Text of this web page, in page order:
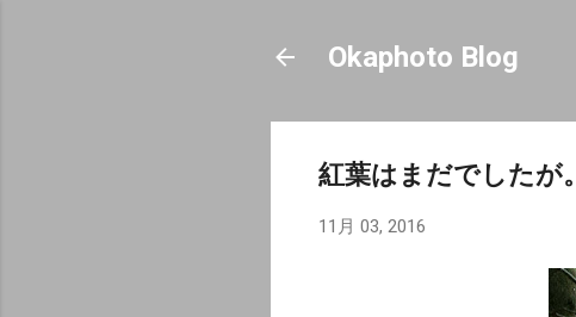
Okaphoto Blog
紅葉はまだでしたが。
11月 03, 2016